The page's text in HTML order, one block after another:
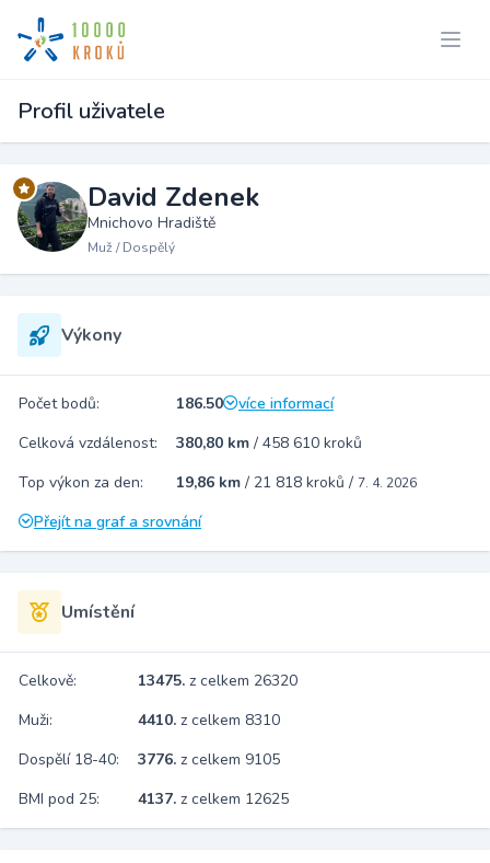
Profil uživatele
David Zdenek
Mnichovo Hradiště
Muž / Dospělý
Výkony
Počet bodů: 186.50
více informací
Celková vzdálenost:
380,80 km / 458 610 kroků
Top výkon za den:
19,86 km / 21 818 kroků / 7. 4. 2026
Přejít na graf a srovnání
Umístění
Celkově: 13475. z celkem 26320
Muži:
4410. z celkem 8310
Dospělí 18-40:
3776. z celkem 9105
BMI pod 25:
4137. z celkem 12625